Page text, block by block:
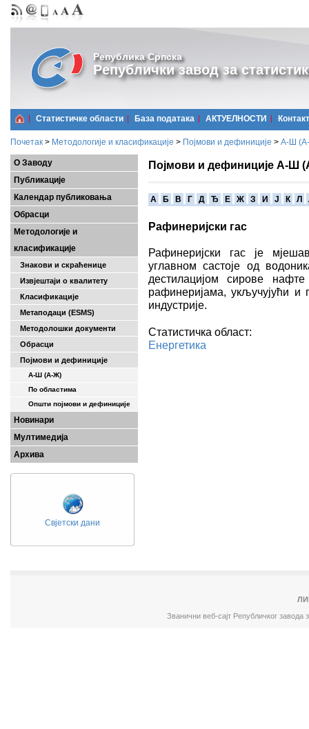
Република Српска
Републички завод за
Статистичке области Базa података АКТУЕЛНОСТИ Контакт
Почетак > Методологије и класификације > Појмови и дефиниције > А-Ш
О Заводу
Публикације
Календар публиковања
Обрасци
Методологије и
класификације
Знакови и скраћенице
Извјештаји о квалитету
Класификације
Метаподаци (ESMS)
Методолошки документи
Обрасци
Појмови и дефиниције
А-Ш (A-Ж)
По областима
Општи појмови и дефиниције
Новинари
Мултимедија
Архива
Свјетски дани
Појмови и дефиниције А-Ш
A Б В Г Д Ђ Е Ж З И Ј К Л
Рафинеријски гас
Рафинеријски гас је
углавном састоје од
дестилацијом сирове
рафинеријама, укључујући и
индустрије.
Статистичка област:
Енергетика
Званични веб-сајт Републичког